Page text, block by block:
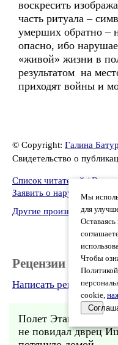
воскресить
часть ритуала –
умерших обратно –
опасно, ибо
«живой» жизни в
результатом на
приходят войны и
© Copyright: Галина
Свидетельство о
Список читателей /
Заявить о нарушении
Другие произведения
Рецензии
Написать рецензию
Полет Этаны -
не повидал дврец
Мы
для
Оставаясь
Чтобы
cookie,